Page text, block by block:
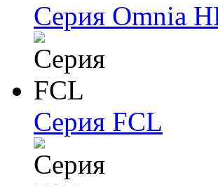
Серия Omnia
Серия FCL